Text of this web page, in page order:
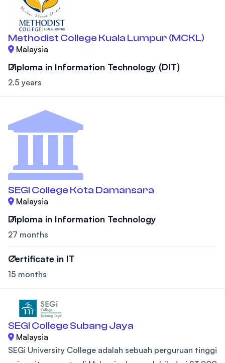
Methodist College Kuala Lumpur (MCKL)
Malaysia
Diploma in Information Technology (DIT)
2.5 years
SEGi College Kota Damansara
Malaysia
Diploma in Information Technology
27 months
Certificate in IT
15 months
SEGI College Subang Jaya
Malaysia
SEGi University College adalah sebuah perguruan tinggi